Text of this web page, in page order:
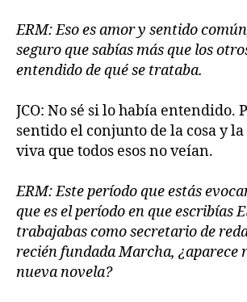
ERM: Eso es amor y sentido
seguro que sabías más que los
entendido de qué se trataba.
JCO: No sé si lo había entendido.
sentido el conjunto de la cosa y
viva que todos esos no veían.
ERM: Este período que estás
que es el período en que escribías
trabajabas como secretario de
recién fundada Marcha, ¿aparece
nueva novela?